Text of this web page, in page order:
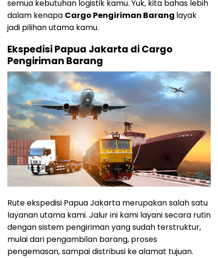
semua kebutuhan logistik kamu. Yuk, kita bahas lebih
dalam kenapa Cargo Pengiriman Barang layak
jadi pilihan utama kamu.
Ekspedisi Papua Jakarta di Cargo
Pengiriman Barang
Rute ekspedisi Papua Jakarta merupakan salah satu
layanan utama kami. Jalur ini kami layani secara rutin
dengan sistem pengiriman yang sudah terstruktur,
mulai dari pengambilan barang, proses
pengemasan, sampai distribusi ke alamat tujuan.